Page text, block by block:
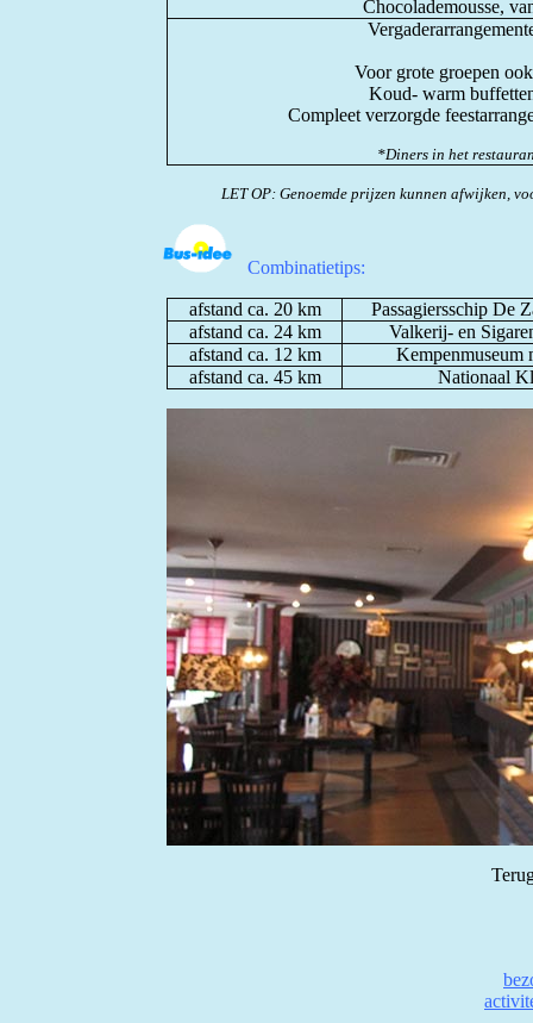
Chocolademousse,
Voor grote groepen
Koud- warm
Compleet verzorgde
*Diners in het
LET OP: Genoemde prijzen kunnen afwijken,
Combinatietips:
afstand ca. 20 km
Passagiersschip De
afstand ca. 24 km
Valkerij- en
afstand ca. 12 km
Kempenmuseum
afstand ca. 45 km
Nationaal